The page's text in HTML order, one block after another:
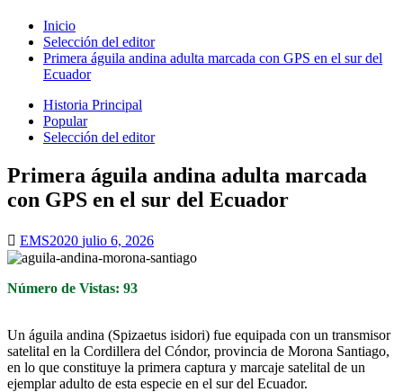
Inicio
Selección del editor
Primera águila andina adulta marcada con GPS en el sur del
Ecuador
Historia Principal
Popular
Selección del editor
Primera águila andina adulta marcada
con GPS en el sur del Ecuador
EMS2020 julio 6, 2026
Número de Vistas: 93
Un águila andina (Spizaetus isidori) fue equipada con un transmisor
satelital en la Cordillera del Cóndor, provincia de Morona Santiago,
en lo que constituye la primera captura y marcaje satelital de un
ejemplar adulto de esta especie en el sur del Ecuador.